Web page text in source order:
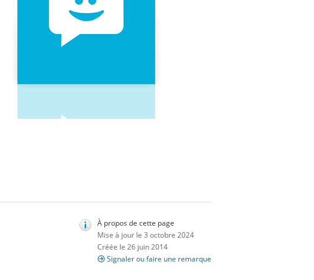
À propos de cette page
Mise à jour le 3 octobre 2024
Créée le 26 juin 2014
Signaler ou faire une remarque